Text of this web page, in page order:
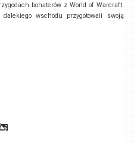
bohaterów z World of Warcraft.
wschodu przygotowali swoją